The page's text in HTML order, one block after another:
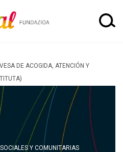
DE ACOGIDA, ATENCIÓN Y
Y COMUNITARIAS